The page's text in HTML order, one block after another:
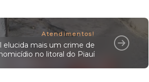
Atendimentos!
elucida mais um crime de
no litoral do Piauí